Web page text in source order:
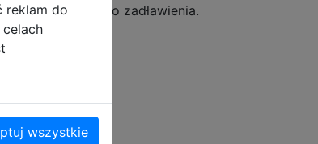
elementy - ryzyko zadławienia.
reklam do
wszystkie